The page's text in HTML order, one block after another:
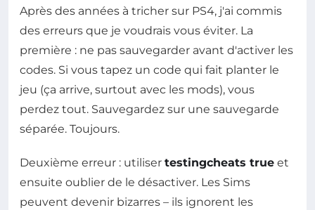
Après des années à tricher sur PS4, j'ai commis
des erreurs que je voudrais vous éviter. La
première : ne pas sauvegarder avant d'activer les
codes. Si vous tapez un code qui fait planter le
jeu (ça arrive, surtout avec les mods), vous
perdez tout. Sauvegardez sur une sauvegarde
séparée. Toujours.
Deuxième erreur : utiliser testingcheats true et
ensuite oublier de le désactiver. Les Sims
peuvent devenir bizarres – ils ignorent les